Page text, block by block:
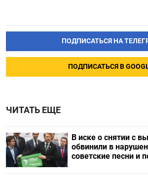
ПОДПИСАТЬСЯ НА
ПОДПИСАТЬСЯ В
ЧИТАТЬ ЕЩЕ
В иске о снятии с
обвинили в
советские песни и